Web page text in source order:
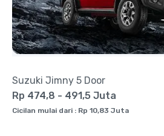
Suzuki Jimny 5 Door
Rp 474,8 - 491,5 Juta
Cicilan mulai dari : Rp 10,83 Juta